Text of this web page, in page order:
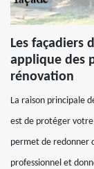
Les façadiers
applique des
rénovation
La raison principale
est de protéger
permet de redonner
professionnel et